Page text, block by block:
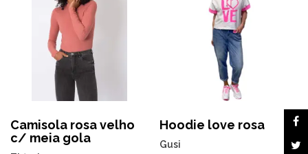
Camisola rosa velho
c/ meia gola
Hoodie love rosa
Gusi